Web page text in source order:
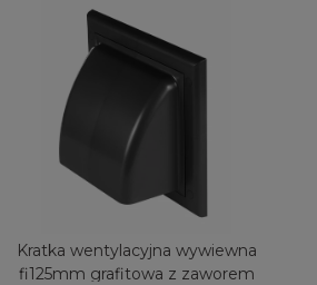
Kratka wentylacyjna wywiewna
fi125mm grafitowa z zaworem